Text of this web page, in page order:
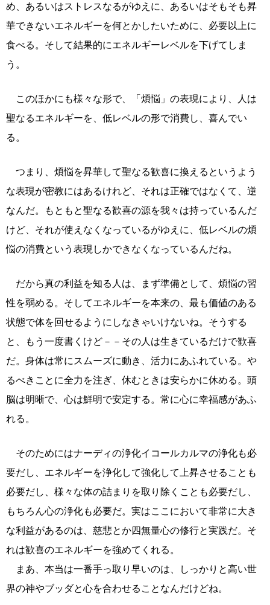
め、あるいはストレスなるがゆえに、あるいはそもそも昇
華できないエネルギーを何とかしたいために、必要以上に
食べる。そして結果的にエネルギーレベルを下げてしま
う。
このほかにも様々な形で、「煩悩」の表現により、人は
聖なるエネルギーを、低レベルの形で消費し、喜んでい
る。
つまり、煩悩を昇華して聖なる歓喜に換えるというよう
な表現が密教にはあるけれど、それは正確ではなくて、逆
なんだ。もともと聖なる歓喜の源を我々は持っているんだ
けど、それが使えなくなっているがゆえに、低レベルの煩
悩の消費という表現しかできなくなっているんだね。
だから真の利益を知る人は、まず準備として、煩悩の習
性を弱める。そしてエネルギーを本来の、最も価値のある
状態で体を回せるようにしなきゃいけないね。そうする
と、もう一度書くけど－－その人は生きているだけで歓喜
だ。身体は常にスムーズに動き、活力にあふれている。や
るべきことに全力を注ぎ、休むときは安らかに休める。頭
脳は明晰で、心は鮮明で安定する。常に心に幸福感があふ
れる。
そのためにはナーディの浄化イコールカルマの浄化も必
要だし、エネルギーを浄化して強化して上昇させることも
必要だし、様々な体の詰まりを取り除くことも必要だし、
もちろん心の浄化も必要だ。実はここにおいて非常に大き
な利益があるのは、慈悲とか四無量心の修行と実践だ。そ
れは歓喜のエネルギーを強めてくれる。
まあ、本当は一番手っ取り早いのは、しっかりと高い世
界の神やブッダと心を合わせることなんだけどね。